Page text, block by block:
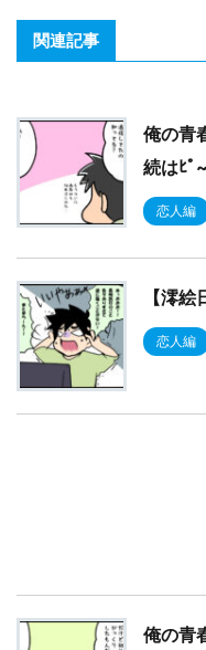
関連記事
俺の青
続はﾋﾟ
恋人編
【澪
恋人編
俺の青